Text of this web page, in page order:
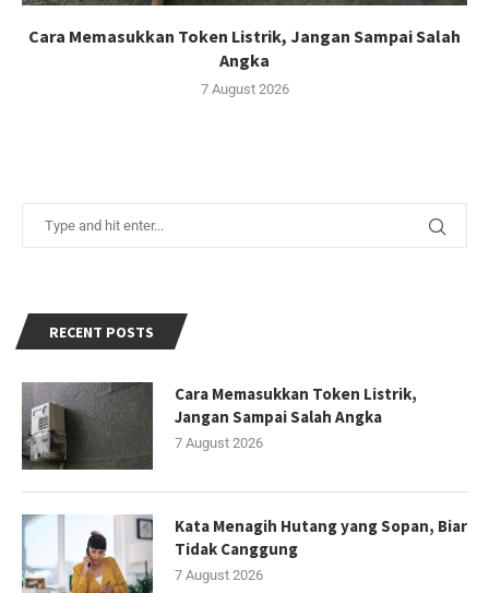
Cara Memasukkan Token Listrik, Jangan Sampai Salah
Angka
7 August 2026
RECENT POSTS
Cara Memasukkan Token Listrik,
Jangan Sampai Salah Angka
7 August 2026
Kata Menagih Hutang yang Sopan, Biar
Tidak Canggung
7 August 2026